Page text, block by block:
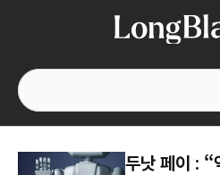
두낫 페이 : “